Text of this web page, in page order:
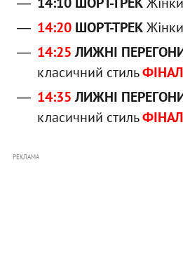
14:20ШОРТ-ТРЕК
14:25ЛИЖНІ
класичний стильФІНАЛ
14:35ЛИЖНІ
класичний стильФІНАЛ
РЕКЛАМА